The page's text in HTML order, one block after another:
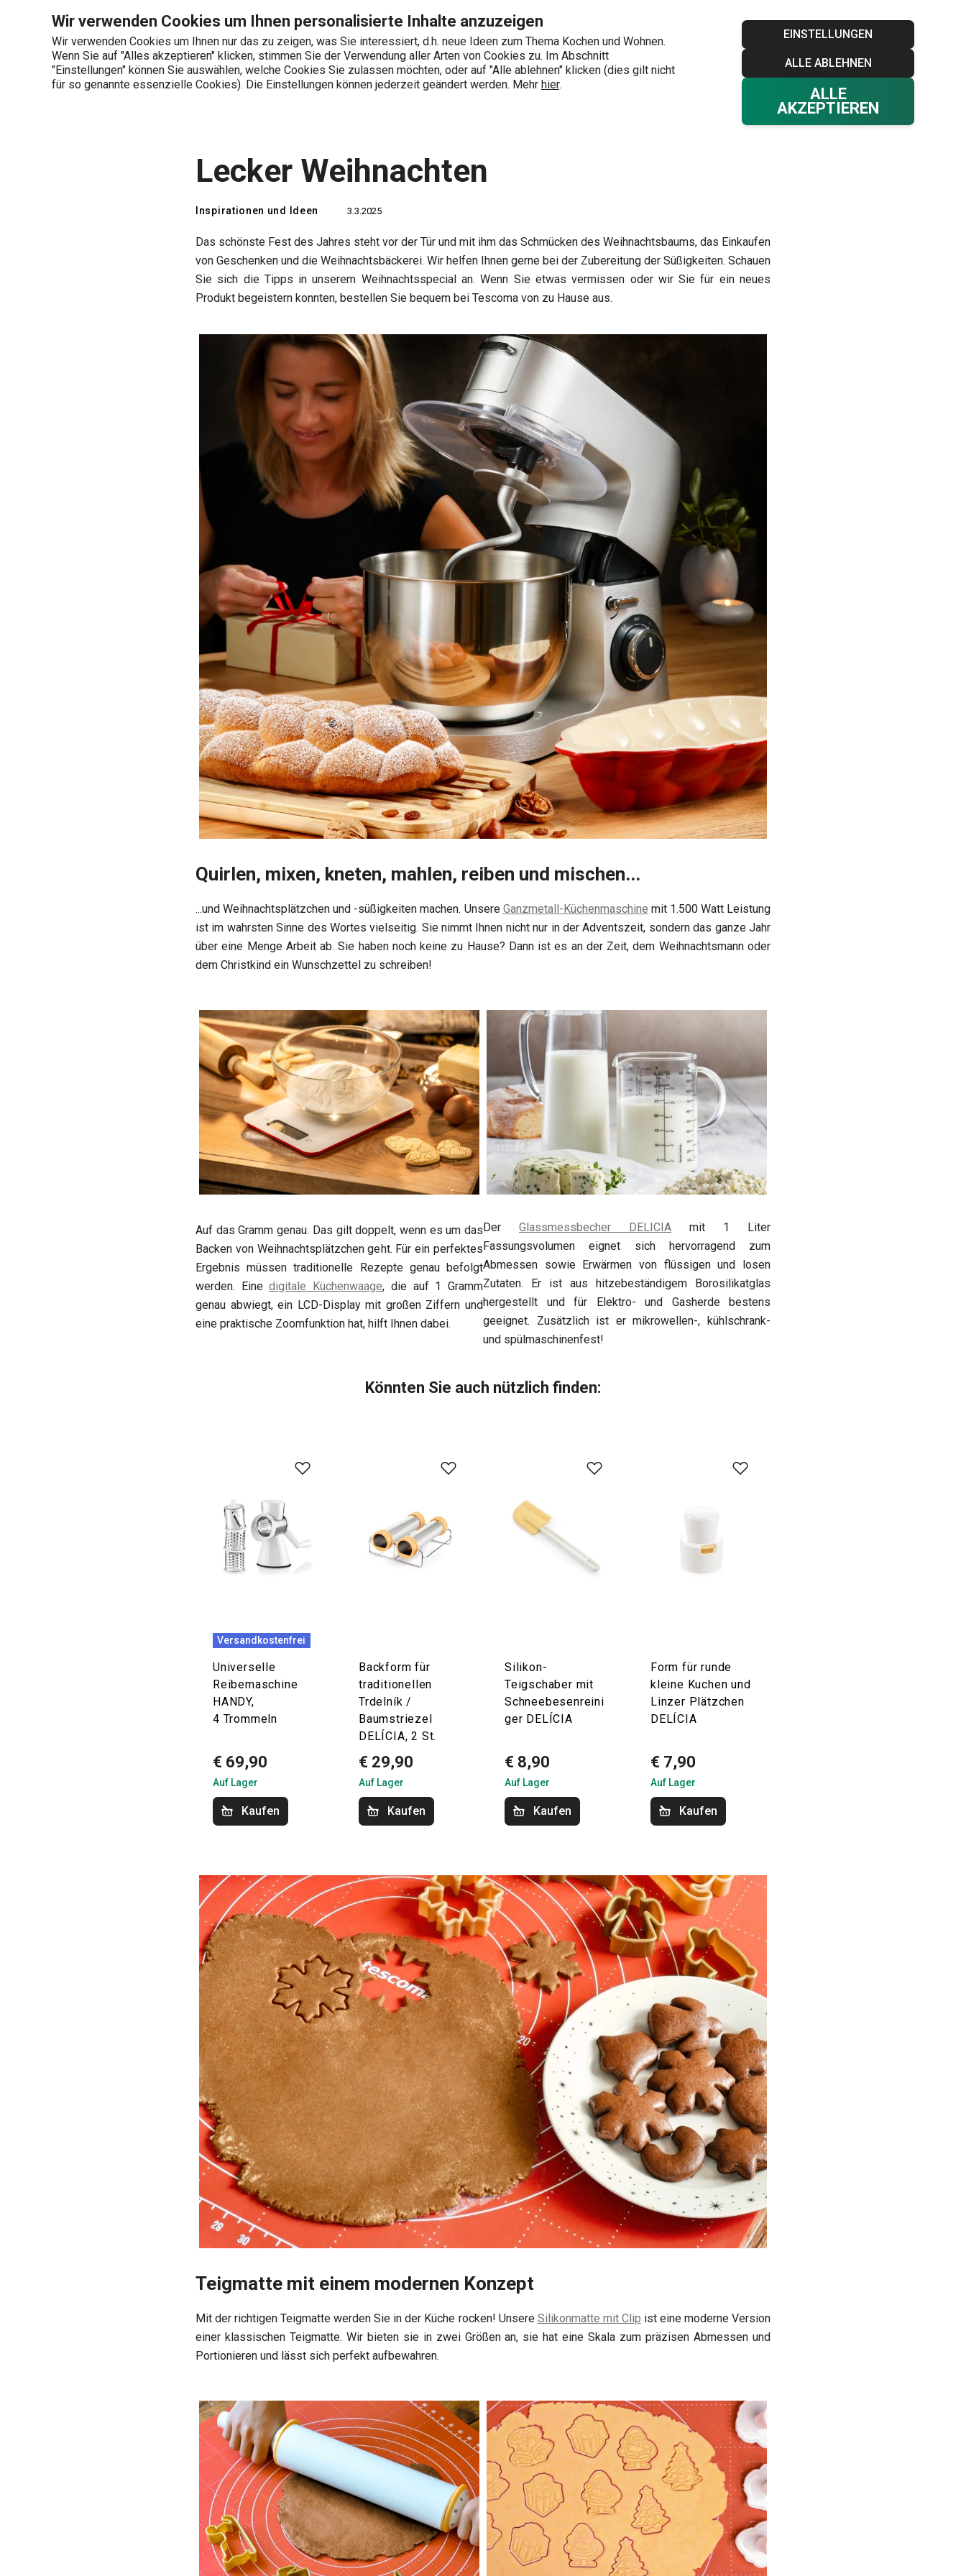
Wir verwenden Cookies um Ihnen personalisierte Inhalte anzuzeigen
Wir verwenden Cookies um Ihnen nur das zu zeigen, was Sie interessiert, d.h. neue Ideen zum Thema Kochen und Wohnen.
Wenn Sie auf "Alles akzeptieren" klicken, stimmen Sie der Verwendung aller Arten von Cookies zu. Im Abschnitt
"Einstellungen" können Sie auswählen, welche Cookies Sie zulassen möchten, oder auf "Alle ablehnen" klicken (dies gilt nicht
für so genannte essenzielle Cookies). Die Einstellungen können jederzeit geändert werden. Mehr hier.
EINSTELLUNGEN
ALLE ABLEHNEN
ALLE
AKZEPTIEREN
Zum Hauptinhalt springen
Zur Suche springen
Zur Navigation springen
Tescoma Club Garantie Kontakt
Produktkategorien +436 703 082 960
Mo-Fr 08:00-16:00
Wonach suchen Sie? Favoriten Einloggen
0 Ihr Warenkorb
€ 0,00
Lecker Weihnachten
Inspirationen und Ideen 3.3.2025
Das schönste Fest des Jahres steht vor der Tür und mit ihm das Schmücken des Weihnachtsbaums, das Einkaufen
von Geschenken und die Weihnachtsbäckerei. Wir helfen Ihnen gerne bei der Zubereitung der Süßigkeiten. Schauen
Sie sich die Tipps in unserem Weihnachtsspecial an. Wenn Sie etwas vermissen oder wir Sie für ein neues
Produkt begeistern konnten, bestellen Sie bequem bei Tescoma von zu Hause aus.
Quirlen, mixen, kneten, mahlen, reiben und mischen...
...und Weihnachtsplätzchen und -süßigkeiten machen. Unsere Ganzmetall-Küchenmaschine mit 1.500 Watt Leistung
ist im wahrsten Sinne des Wortes vielseitig. Sie nimmt Ihnen nicht nur in der Adventszeit, sondern das ganze Jahr
über eine Menge Arbeit ab. Sie haben noch keine zu Hause? Dann ist es an der Zeit, dem Weihnachtsmann oder
dem Christkind ein Wunschzettel zu schreiben!
Auf das Gramm genau. Das gilt doppelt, wenn es um das
Backen von Weihnachtsplätzchen geht. Für ein perfektes
Ergebnis müssen traditionelle Rezepte genau befolgt
werden. Einedigitale Küchenwaage, die auf 1 Gramm
genau abwiegt, ein LCD-Display mit großen Ziffern und
eine praktische Zoomfunktion hat, hilft Ihnen dabei.
Der Glassmessbecher DELICIA mit 1 Liter
Fassungsvolumen eignet sich hervorragend zum
Abmessen sowie Erwärmen von flüssigen und losen
Zutaten. Er ist aus hitzebeständigem Borosilikatglas
hergestellt und für Elektro- und Gasherde bestens
geeignet. Zusätzlich ist er mikrowellen-, kühlschrank-
und spülmaschinenfest!
Könnten Sie auch nützlich finden:
Versandkostenfrei
Universelle
Reibemaschine
HANDY,
4 Trommeln
€ 69,90
Auf Lager
Kaufen
Backform für
traditionellen
Trdelník /
Baumstriezel
DELÍCIA, 2 St.
€ 29,90
Auf Lager
Kaufen
Silikon-
Teigschaber mit
Schneebesenreini
ger DELÍCIA
€ 8,90
Auf Lager
Kaufen
Form für runde
kleine Kuchen und
Linzer Plätzchen
DELÍCIA
€ 7,90
Auf Lager
Kaufen
Teigmatte mit einem modernen Konzept
Mit der richtigen Teigmatte werden Sie in der Küche rocken! Unsere Silikonmatte mit Clip ist eine moderne Version
einer klassischen Teigmatte. Wir bieten sie in zwei Größen an, sie hat eine Skala zum präzisen Abmessen und
Portionieren und lässt sich perfekt aufbewahren.